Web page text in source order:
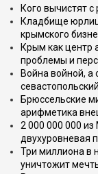
Кого вычистят
Кладбище
крымского
Крым как центр
проблемы и
Война войной, а
Брюссельские
арифметика
2 000 000 000
двухуровневая
Три миллиона в
уничтожит